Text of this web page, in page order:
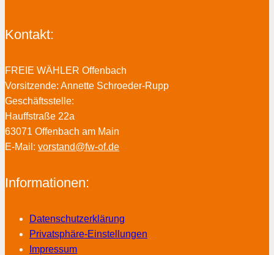
Kontakt:
FREIE WÄHLER Offenbach
Vorsitzende: Annette Schroeder-Rupp
Geschäftsstelle:
Hauffstraße 22a
63071 Offenbach am Main
E-Mail: vorstand@fw-of.de
Informationen:
Datenschutzerklärung
Privatsphäre-Einstellungen
Impressum